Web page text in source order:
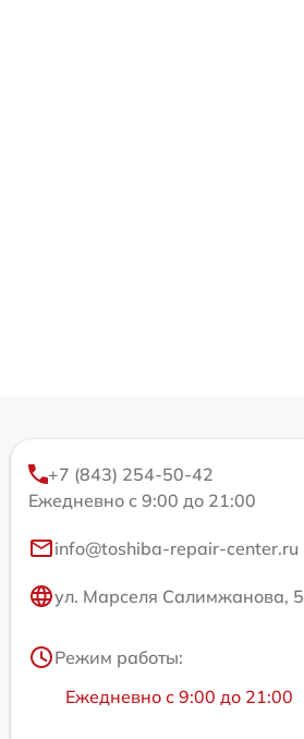
+7 (843) 254-50-42
Ежедневно с 9:00 до 21:00
info@toshiba-repair-center.ru
ул. Марселя Салимжанова, 5
Режим работы:
Ежедневно с 9:00 до 21:00